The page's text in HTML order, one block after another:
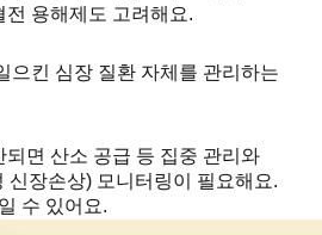
용해제도 고려해요.
으킨 심장 질환 자체를 관리하는
되면 산소 공급 등 집중 관리와
신장손상) 모니터링이 필요해요.
수 있어요.